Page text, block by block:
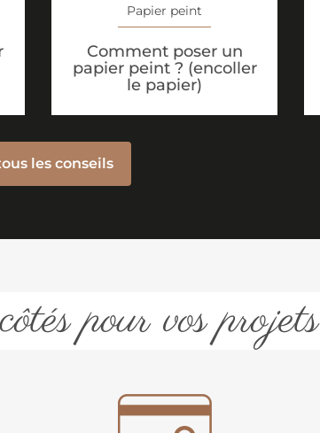
Papier peint
Comment poser un
papier peint ? (encoller
le papier)
les conseils
pour vos projets